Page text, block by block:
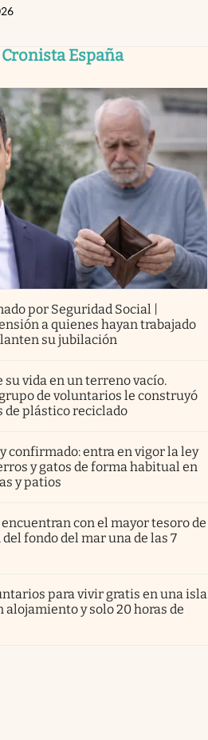
España
por Seguridad Social |
a quienes hayan trabajado
su jubilación
su vida en un terreno vacío.
de voluntarios le construyó
de plástico reciclado
confirmado: entra en vigor la ley
y gatos de forma habitual en
y patios
con el mayor tesoro de
fondo del mar una de las 7
para vivir gratis en una isla
y solo 20 horas de